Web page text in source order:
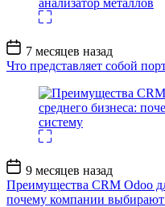
Дата
записи
7 месяцев назад
Что представляет собой
Дата
записи
9 месяцев назад
Преимущества CRM Odoo
почему компании выбирают